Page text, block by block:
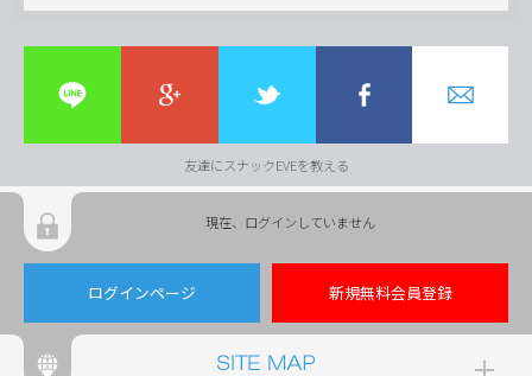
友達にスナックEVEを教える
現在、ログインしていません
ログインページ 新規無料会員登録